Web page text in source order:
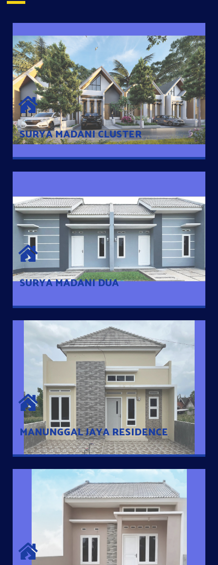
SURYA MADANI CLUSTER
SURYA MADANI CLUSTER
Desain Modern Minimalis dengan Konsep Rumah Pintar
Sehingga Memudahkan Penghuni mengakses rumahnya
dengan Ponsel
SURYA MADANI DUA
SURYA MADANI DUA
Satu-satunya Hunian nyaman dengan harga subsidi hanya 100
jutaan dengan lokasi strategis di Tuban
MANUNGGAL JAYA RESIDENCE
MANUNGGAL JAYA RESIDENCE
Cluster Exclusive dengan one Gate System, terdapat taman
mini dan memiliki jarak 200m dari jalan nasional serta dekat
dengan pusat kota
MUTIARA KOPEN
Hunian nyaman dengan suasana pedesaan. 10 menit dari pusat
kota, 2 menit dari Ring Road